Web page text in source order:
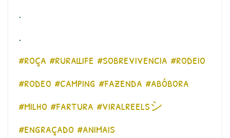
.
.
#roça #rurallife #sobrevivencia #rodeio
#rodeo #camping #fazenda #abóbora
#milho #fartura #viralreelsシ
#engraçado #animais